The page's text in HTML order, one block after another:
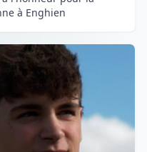
à Enghien